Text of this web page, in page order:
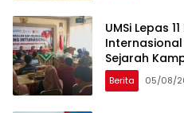
UMSi Lepas
Sejarah
Berita 05/08/